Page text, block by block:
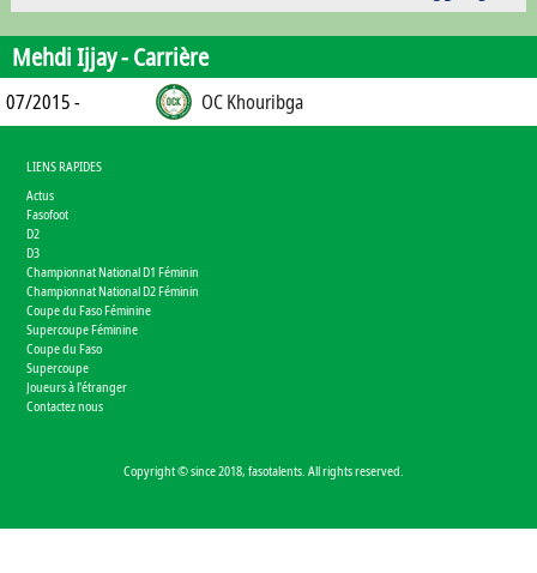
Mehdi Ijjay -Carrière
07/2015 - OC Khouribga
LIENS RAPIDES
Actus
Fasofoot
D2
D3
Championnat National D1 Féminin
Championnat National D2 Féminin
Coupe du Faso Féminine
Supercoupe Féminine
Coupe du Faso
Supercoupe
Joueurs à l'étranger
Contactez nous
Copyright © since 2018, fasotalents. All rights reserved.